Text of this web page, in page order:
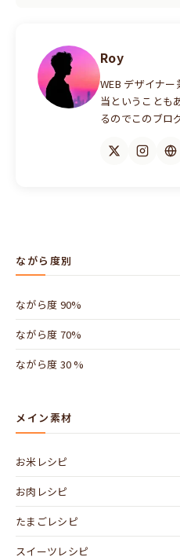
Roy
WEB デザイナ
当ということも
るのでこのブロ
ながら度別
ながら度 90%
ながら度 70%
ながら度 30 %
メイン素材
お米レシピ
お肉レシピ
たまごレシピ
スイーツレシピ